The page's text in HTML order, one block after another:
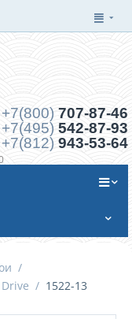
+7(800) 707-87-46
+7(495) 542-87-93
+7(812) 943-53-64
/
Drive / 1522-13